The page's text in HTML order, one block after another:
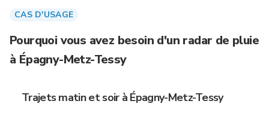
CAS D'USAGE
Pourquoi vous avez besoin d'un radar de pluie
à Épagny-Metz-Tessy
Trajets matin et soir à Épagny-Metz-Tessy